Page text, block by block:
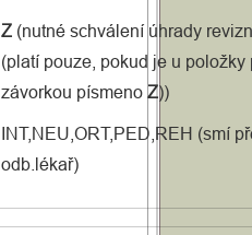
Z(nutné schválení úhrady
(platí pouze, pokud je u položky
závorkou písmeno Z))
INT,NEU,ORT,PED,REH (smí
odb.lékař)